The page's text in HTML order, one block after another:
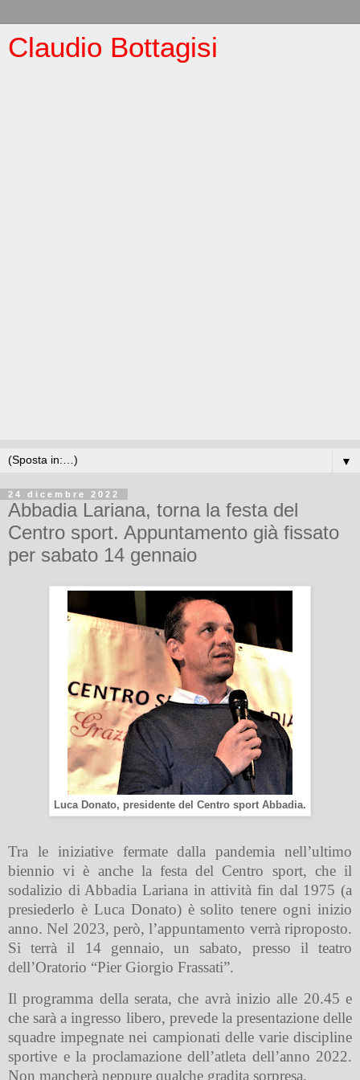
Claudio Bottagisi
▼
24 dicembre 2022
Abbadia Lariana, torna la festa del
Centro sport. Appuntamento già fissato
per sabato 14 gennaio
Luca Donato, presidente del Centro sport Abbadia.
Tra le iniziative fermate dalla pandemia nell’ultimo
biennio vi è anche la festa del Centro sport, che il
sodalizio di Abbadia Lariana in attività fin dal 1975 (a
presiederlo è Luca Donato) è solito tenere ogni inizio
anno. Nel 2023, però, l’appuntamento verrà riproposto.
Si terrà il 14 gennaio, un sabato, presso il teatro
dell’Oratorio “Pier Giorgio Frassati”.
Il programma della serata, che avrà inizio alle 20.45 e
che sarà a ingresso libero, prevede la presentazione delle
squadre impegnate nei campionati delle varie discipline
sportive e la proclamazione dell’atleta dell’anno 2022.
Non mancherà neppure qualche gradita sorpresa.